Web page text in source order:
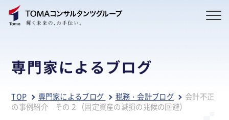
専門家によるブログ
TOP 専門家によるブログ 税務・会計ブログ
会計不正
の事例紹介 その２（固定資産の減損の兆候の回避）